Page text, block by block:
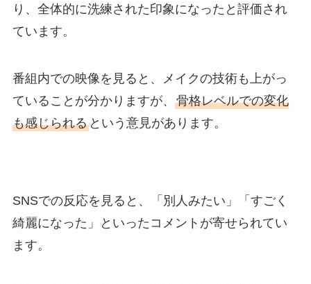
り、全体的に洗練された印象になったと評価され
ています。
番組内での映像を見ると、メイクの技術も上がっ
ていることが分かりますが、 骨格レベルでの変化
も感じられるという意見があります。
SNSでの反応を見ると、「別人みたい」「すごく
綺麗になった」といったコメントが寄せられてい
ます。